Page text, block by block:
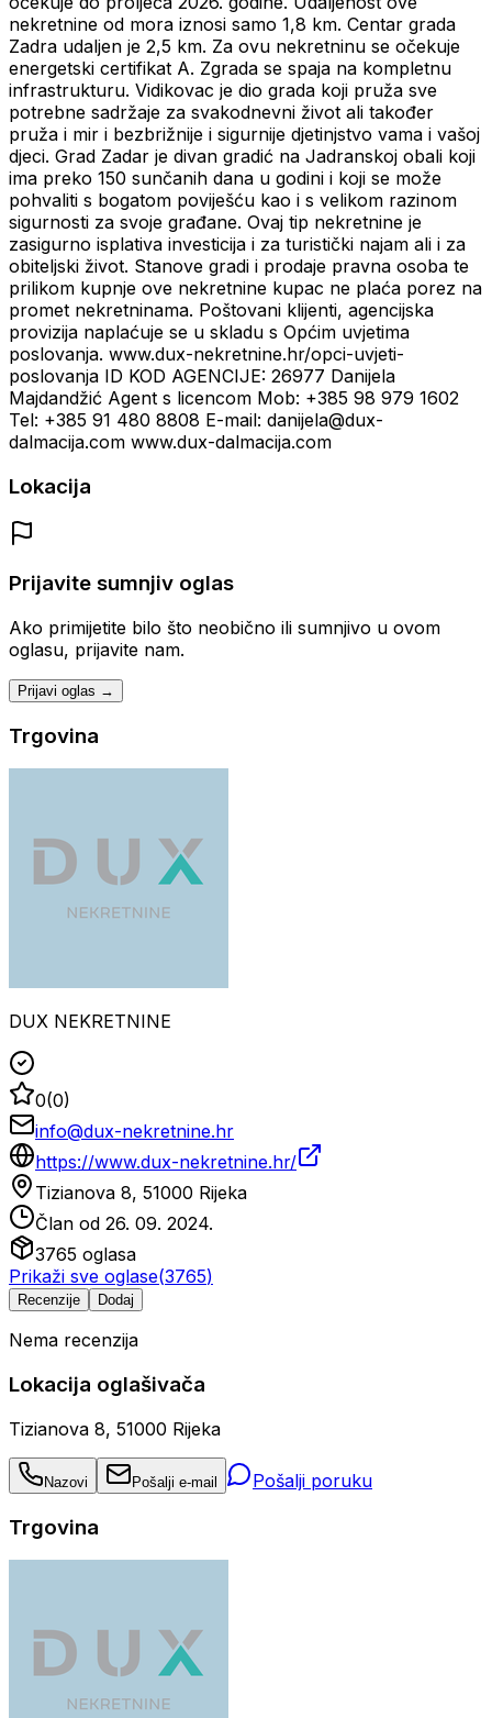
nekretnine od mora iznosi samo 1,8 km. Centar grada
Zadra udaljen je 2,5 km. Za ovu nekretninu se očekuje
energetski certifikat A. Zgrada se spaja na kompletnu
infrastrukturu. Vidikovac je dio grada koji pruža sve
potrebne sadržaje za svakodnevni život ali također
pruža i mir i bezbrižnije i sigurnije djetinjstvo vama i vašoj
djeci. Grad Zadar je divan gradić na Jadranskoj obali koji
ima preko 150 sunčanih dana u godini i koji se može
pohvaliti s bogatom poviješću kao i s velikom razinom
sigurnosti za svoje građane. Ovaj tip nekretnine je
zasigurno isplativa investicija i za turistički najam ali i za
obiteljski život. Stanove gradi i prodaje pravna osoba te
prilikom kupnje ove nekretnine kupac ne plaća porez na
promet nekretninama. Poštovani klijenti, agencijska
provizija naplaćuje se u skladu s Općim uvjetima
poslovanja. www.dux-nekretnine.hr/opci-uvjeti-
poslovanja ID KOD AGENCIJE: 26977 Danijela
Majdandžić Agent s licencom Mob: +385 98 979 1602
Tel: +385 91 480 8808 E-mail: danijela@dux-
dalmacija.com www.dux-dalmacija.com
Lokacija
Prijavite sumnjiv oglas
Ako primijetite bilo što neobično ili sumnjivo u ovom
oglasu, prijavite nam.
Prijavi oglas →
Trgovina
DUX NEKRETNINE
0(0)
info@dux-nekretnine.hr
https://www.dux-nekretnine.hr/
Tizianova 8, 51000 Rijeka
Član od 26. 09. 2024.
3765 oglasa
Prikaži sve oglase(3765)
Recenzije Dodaj
Nema recenzija
Lokacija oglašivača
Tizianova 8, 51000 Rijeka
Nazovi Pošalji e-mail Pošalji poruku
Trgovina